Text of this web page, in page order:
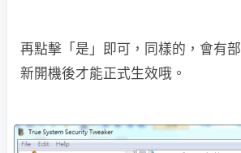
再點擊「是」即可，同樣的，會有
新開機後才能正式生效哦。